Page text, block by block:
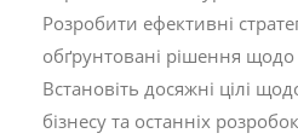
Розробити ефективні
обґрунтовані рішення щодо
Встановіть досяжні цілі
бізнесу та останніх